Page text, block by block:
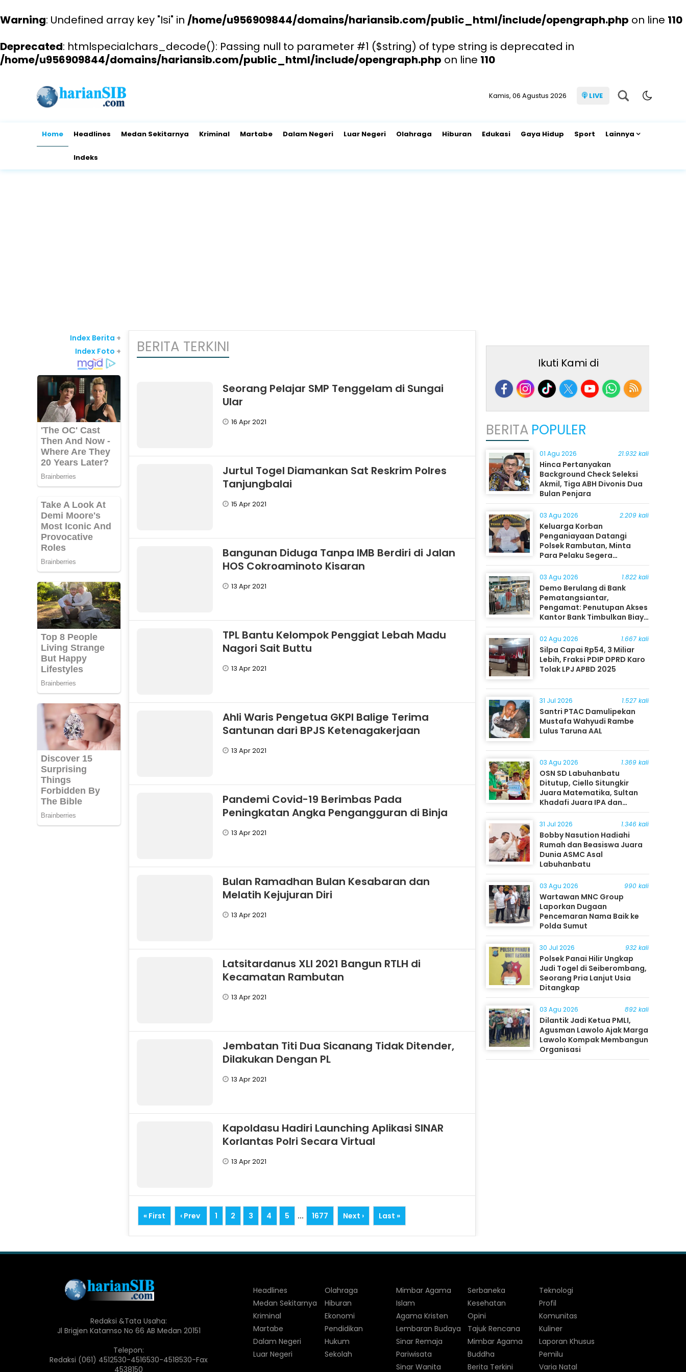
Warning: Undefined array key "Isi" in /home/u956909844/domains/hariansib.com/public_html/include/opengraph.php on line 110
Deprecated: htmlspecialchars_decode(): Passing null to parameter #1 ($string) of type string is deprecated in
/home/u956909844/domains/hariansib.com/public_html/include/opengraph.php on line 110
Kamis, 06 Agustus 2026 LIVE
Home Headlines Medan Sekitarnya Kriminal Martabe Dalam Negeri Luar Negeri Olahraga Hiburan Edukasi Gaya Hidup Sport Lainnya
Indeks
BERITA TERKINI
Seorang Pelajar SMP Tenggelam di Sungai
Ular
16 Apr 2021
Jurtul Togel Diamankan Sat Reskrim Polres
Tanjungbalai
15 Apr 2021
Bangunan Diduga Tanpa IMB Berdiri di Jalan
HOS Cokroaminoto Kisaran
13 Apr 2021
TPL Bantu Kelompok Penggiat Lebah Madu
Nagori Sait Buttu
13 Apr 2021
Ahli Waris Pengetua GKPI Balige Terima
Santunan dari BPJS Ketenagakerjaan
13 Apr 2021
Pandemi Covid-19 Berimbas Pada
Peningkatan Angka Pengangguran di Binja
13 Apr 2021
Bulan Ramadhan Bulan Kesabaran dan
Melatih Kejujuran Diri
13 Apr 2021
Latsitardanus XLI 2021 Bangun RTLH di
Kecamatan Rambutan
13 Apr 2021
Jembatan Titi Dua Sicanang Tidak Ditender,
Dilakukan Dengan PL
13 Apr 2021
Kapoldasu Hadiri Launching Aplikasi SINAR
Korlantas Polri Secara Virtual
13 Apr 2021
« First ‹ Prev 1 2 3 4 5 ... 1677 Next › Last »
Index Berita +
Index Foto +
Ikuti Kami di
BERITA POPULER
01 Agu 2026 21.932 kali
Hinca Pertanyakan
Background Check Seleksi
Akmil, Tiga ABH Divonis Dua
Bulan Penjara
03 Agu 2026 2.209 kali
Keluarga Korban
Penganiayaan Datangi
Polsek Rambutan, Minta
Para Pelaku Segera
Ditangkap
03 Agu 2026 1.822 kali
Demo Berulang di Bank
Pematangsiantar,
Pengamat: Penutupan Akses
Kantor Bank Timbulkan Biaya
Ekonomi bagi Masyarakat
02 Agu 2026 1.667 kali
Silpa Capai Rp54, 3 Miliar
Lebih, Fraksi PDIP DPRD Karo
Tolak LPJ APBD 2025
31 Jul 2026 1.527 kali
Santri PTAC Damulipekan
Mustafa Wahyudi Rambe
Lulus Taruna AAL
03 Agu 2026 1.369 kali
OSN SD Labuhanbatu
Ditutup, Ciello Situngkir
Juara Matematika, Sultan
Khadafi Juara IPA dan
Timothy Rangkuti Juara IPS
31 Jul 2026 1.346 kali
Bobby Nasution Hadiahi
Rumah dan Beasiswa Juara
Dunia ASMC Asal
Labuhanbatu
03 Agu 2026 990 kali
Wartawan MNC Group
Laporkan Dugaan
Pencemaran Nama Baik ke
Polda Sumut
30 Jul 2026 932 kali
Polsek Panai Hilir Ungkap
Judi Togel di Seiberombang,
Seorang Pria Lanjut Usia
Ditangkap
03 Agu 2026 892 kali
Dilantik Jadi Ketua PMLI,
Agusman Lawolo Ajak Marga
Lawolo Kompak Membangun
Organisasi
Redaksi &Tata Usaha:
Jl Brigjen Katamso No 66 AB Medan 20151
Telepon:
Redaksi (061) 4512530-4516530-4518530-Fax
4538150
Headlines
Medan Sekitarnya
Kriminal
Martabe
Dalam Negeri
Luar Negeri
Olahraga
Hiburan
Ekonomi
Pendidikan
Hukum
Sekolah
Mimbar Agama
Islam
Agama Kristen
Lembaran Budaya
Sinar Remaja
Pariwisata
Sinar Wanita
Serbaneka
Kesehatan
Opini
Tajuk Rencana
Mimbar Agama
Buddha
Berita Terkini
Teknologi
Profil
Komunitas
Kuliner
Laporan Khusus
Pemilu
Varia Natal